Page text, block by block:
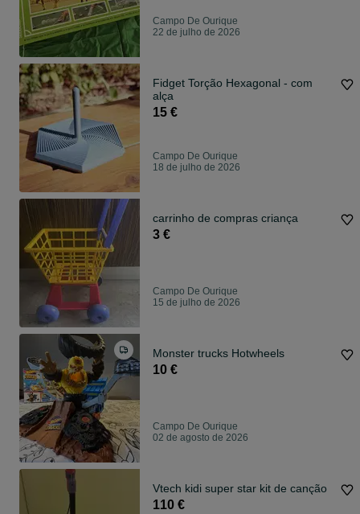
Campo De Ourique
22 de julho de 2026
Fidget Torção Hexagonal - com
alça
15 €
Campo De Ourique
18 de julho de 2026
carrinho de compras criança
3 €
Campo De Ourique
15 de julho de 2026
Monster trucks Hotwheels
10 €
Campo De Ourique
02 de agosto de 2026
Vtech kidi super star kit de canção
110 €